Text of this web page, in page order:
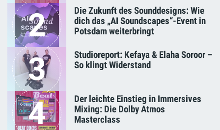
2
Die Zukunft des Sounddesigns: Wie
dich das „AI Soundscapes“-Event in
Potsdam weiterbringt
3
Studioreport: Kefaya & Elaha Soroor –
So klingt Widerstand
4
Der leichte Einstieg in Immersives
Mixing: Die Dolby Atmos
Masterclass